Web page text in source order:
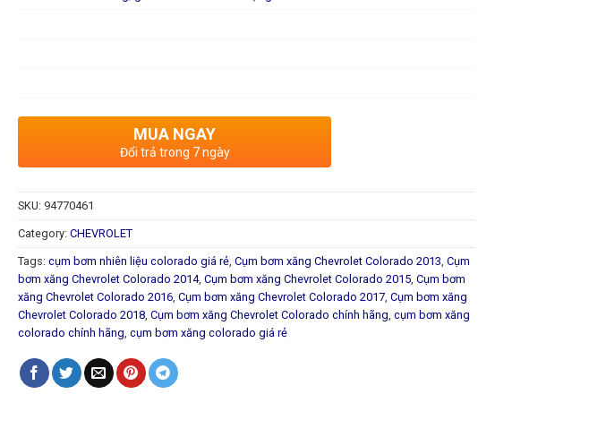
MUA NGAY
Đổi trả trong 7 ngày
SKU: 94770461
Category: CHEVROLET
Tags: cụm bơm nhiên liệu colorado giá rẻ Cụm bơm xăng Chevrolet Colorado 2013 Cụm
bơm xăng Chevrolet Colorado 2014, Cụm bơm xăng Chevrolet Colorado 2015 Cụm bơm
xăng Chevrolet Colorado 2016 Cụm bơm xăng Chevrolet Colorado 2017 Cụm bơm xăng
Chevrolet Colorado 2018 Cụm bơm xăng Chevrolet Colorado chính hãng cụm bơm xăng
colorado chính hãng cụm bơm xăng colorado giá rẻ